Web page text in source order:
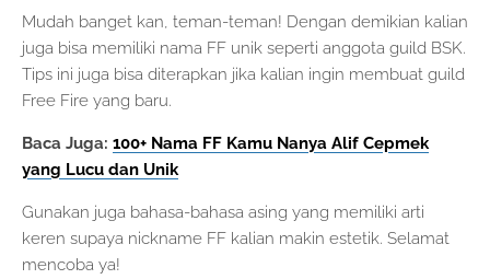
Mudah banget kan, teman-teman! Dengan demikian kalian
juga bisa memiliki nama FF unik seperti anggota guild BSK.
Tips ini juga bisa diterapkan jika kalian ingin membuat guild
Free Fire yang baru.
Baca Juga: 100+ Nama FF Kamu Nanya Alif Cepmek
yang Lucu dan Unik
Gunakan juga bahasa-bahasa asing yang memiliki arti
keren supaya nickname FF kalian makin estetik. Selamat
mencoba ya!